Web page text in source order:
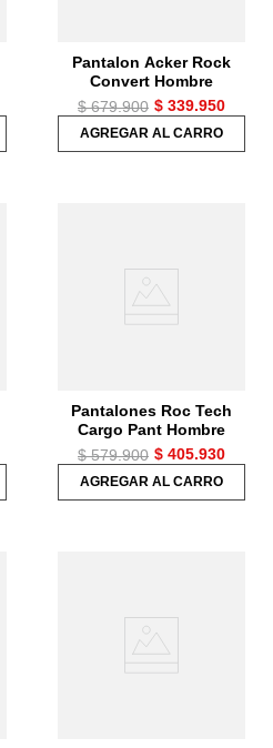
Pantalon Acker Rock
Convert Hombre
$ 679.900 $ 339.950
AGREGAR AL CARRO
Pantalones Roc Tech
Cargo Pant Hombre
$ 579.900 $ 405.930
AGREGAR AL CARRO